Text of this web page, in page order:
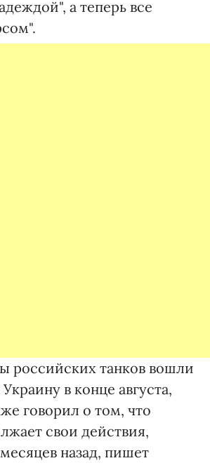
а теперь все
российских танков вошли
в конце августа,
говорил о том, что
свои действия,
назад, пишет